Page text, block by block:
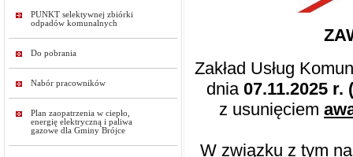
PUNKT selektywnej zbiórki
odpadów komunalnych
Do pobrania
Nabór pracowników
Plan zaopatrzenia w ciepło,
energię elektryczną i paliwa
gazowe dla Gminy Brójce
Zakład Usług
dnia07.11.2025 r.
z usunięciem
W związku z tym na